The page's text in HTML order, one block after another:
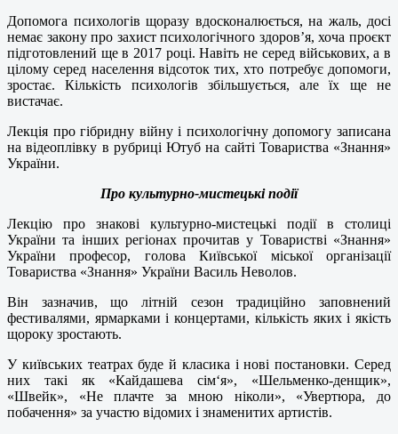
Допомога психологів щоразу вдосконалюється, на жаль, досі
немає закону про захист психологічного здоров’я, хоча проєкт
підготовлений ще в 2017 році. Навіть не серед військових, а в
цілому серед населення відсоток тих, хто потребує допомоги,
зростає. Кількість психологів збільшується, але їх ще не
вистачає.
Лекція про гібридну війну і психологічну допомогу записана
на відеоплівку в рубриці Ютуб на сайті Товариства «Знання»
України.
Про культурно-мистецькі події
Лекцію про знакові культурно-мистецькі події в столиці
України та інших регіонах прочитав у Товаристві «Знання»
України професор, голова Київської міської організації
Товариства «Знання» України Василь Неволов.
Він зазначив, що літній сезон традиційно заповнений
фестивалями, ярмарками і концертами, кількість яких і якість
щороку зростають.
У київських театрах буде й класика і нові постановки. Серед
них такі як «Кайдашева сім‘я», «Шельменко-денщик»,
«Швейк», «Не плачте за мною ніколи», «Увертюра, до
побачення» за участю відомих і знаменитих артистів.